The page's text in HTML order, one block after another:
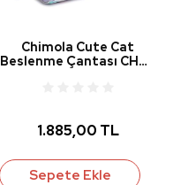
Chimola Cute Cat
Beslenme Çantası CHM-
1.885,00 TL
Sepete Ekle